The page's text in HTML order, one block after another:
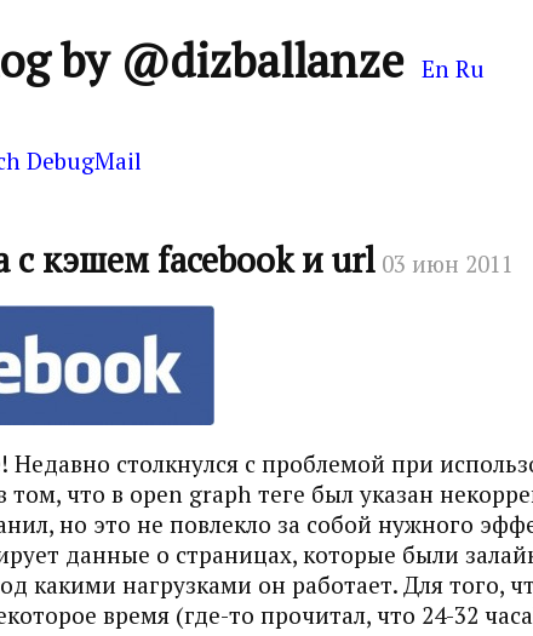
by @dizballanze En Ru
DebugMail
с кэшем facebook и url 03 июн 2011
Недавно столкнулся с проблемой при
том, что в open graph теге был указан
но это не повлекло за собой нужного
данные о страницах, которые были
какими нагрузками он работает. Для того,
время (где-то прочитал, что 24-32